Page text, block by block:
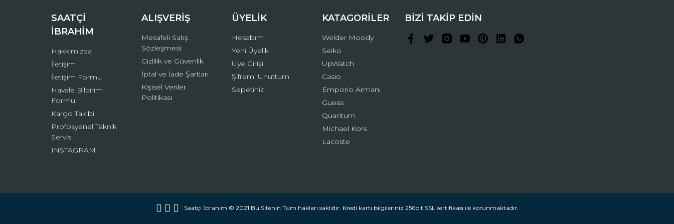
Bu ürüne benzer farklı alternatifler olmalı.
Gönder
SAATÇİ
İBRAHİM
Hakkımızda
İletişim
İletişim Formu
Havale Bildirim
Formu
Kargo Takibi
Profosyenel Teknik
Servis
INSTAGRAM
ALIŞVERİŞ
Mesafeli Satış
Sözleşmesi
Gizlilik ve Güvenlik
İptal ve İade Şartları
Kişisel Veriler
Politikası
ÜYELİK
Hesabım
Yeni Üyelik
Üye Girişi
Şifremi Unuttum
Sepetiniz
KATAGORİLER
Welder Moody
Seiko
UpWatch
Casio
Emporio Armani
Guess
Quantum
Michael Kors
Lacoste
BİZİ TAKİP EDİN
Saatçi İbrahim © 2021 Bu Sitenin Tüm hakları saklıdır. Kredi kartı bilgileriniz 256bit SSL sertifikası ile korunmaktadır.